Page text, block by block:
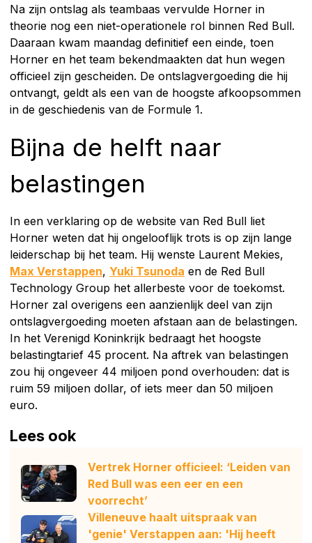
Na zijn ontslag als teambaas vervulde Horner in
theorie nog een niet-operationele rol binnen Red Bull.
Daaraan kwam maandag definitief een einde, toen
Horner en het team bekendmaakten dat hun wegen
officieel zijn gescheiden. De ontslagvergoeding die hij
ontvangt, geldt als een van de hoogste afkoopsommen
in de geschiedenis van de Formule 1.
Bijna de helft naar
belastingen
In een verklaring op de website van Red Bull liet
Horner weten dat hij ongelooflijk trots is op zijn lange
leiderschap bij het team. Hij wenste Laurent Mekies,
Max Verstappen, Yuki Tsunoda en de Red Bull
Technology Group het allerbeste voor de toekomst.
Horner zal overigens een aanzienlijk deel van zijn
ontslagvergoeding moeten afstaan aan de belastingen.
In het Verenigd Koninkrijk bedraagt het hoogste
belastingtarief 45 procent. Na aftrek van belastingen
zou hij ongeveer 44 miljoen pond overhouden: dat is
ruim 59 miljoen dollar, of iets meer dan 50 miljoen
euro.
Lees ook
Vertrek Horner officieel: ‘Leiden van
Red Bull was een eer en een
voorrecht’
Villeneuve haalt uitspraak van
'genie' Verstappen aan: 'Hij heeft